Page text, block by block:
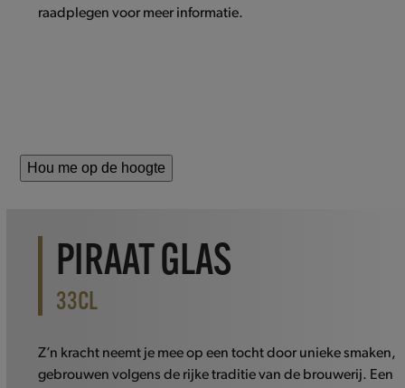
raadplegen voor meer informatie.
Hou me op de hoogte
PIRAAT GLAS
33CL
Z’n kracht neemt je mee op een tocht door unieke smaken,
gebrouwen volgens de rijke traditie van de brouwerij. Een